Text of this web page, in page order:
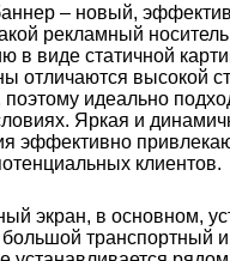
– новый,
рекламный
в виде статичной
отличаются высокой
поэтому идеально
Яркая и
эффективно
клиентов.
экран, в основном,
большой транспортный